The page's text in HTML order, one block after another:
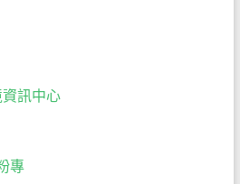
訊中心
專